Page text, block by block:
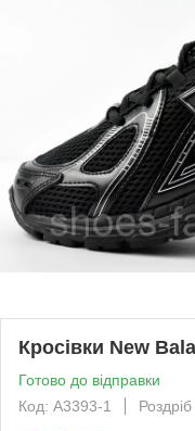
Кросівки New
Готово до відправки
Код: A3393-1
Роздріб